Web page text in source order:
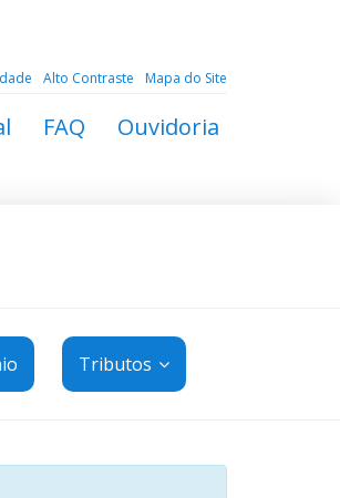
Alto Contraste Mapa do Site
FAQ Ouvidoria
Tributos